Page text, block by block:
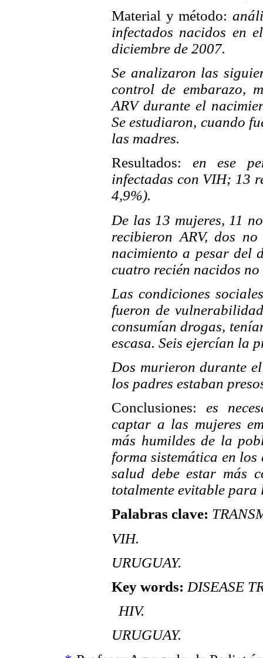
Material y método:
infectados nacidos en
diciembre de 2007.
Se analizaron las
control de embarazo,
ARV durante el
Se estudiaron, cuando
las madres.
Resultados: en ese
infectadas con VIH; 13
4,9%).
De las 13 mujeres, 11
recibieron ARV, dos
nacimiento a pesar del
cuatro recién nacidos
Las condiciones
fueron de
consumían drogas,
escasa. Seis ejercían la
Dos murieron durante
los padres estaban
Conclusiones: es
captar a las mujeres
más humildes de la
forma sistemática en
salud debe estar más
totalmente evitable para
Palabras clave:
VIH.
URUGUAY.
Key words: DISEASE
HIV.
URUGUAY.